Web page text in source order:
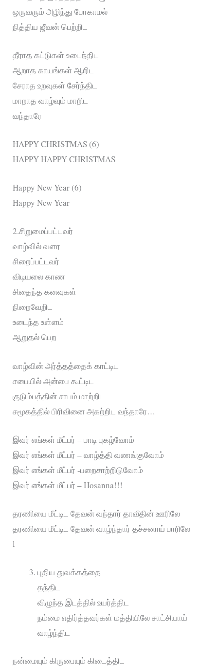
ஒருவரும் அழிந்து போகாமல்
நித்திய ஜீவன் பெற்றிட
தீராத கட்டுகள் உடைந்திட
ஆறாத காயங்கள் ஆறிட
சேராத உறவுகள் சேர்ந்திட
மாறாத வாழ்வும் மாறிட
வந்தாரே
HAPPY CHRISTMAS (6)
HAPPY HAPPY CHRISTMAS
Happy New Year (6)
Happy New Year
2.சிறுமைப்பட்டவர்
வாழ்வில் வளர
சிறைப்பட்டவர்
விடியலை காண
சிதைந்த கனவுகள்
நிறைவேறிட
உடைந்த உள்ளம்
ஆறுதல் பெற
வாழ்வின் அர்த்தத்தைக் காட்டிட
சபையில் அன்பை கூட்டிட
குடும்பத்தின் சாபம் மாற்றிட
சமூகத்தில் பிரிவினை அகற்றிட வந்தாரே…
இவர் எங்கள் மீட்பர் – பாடி புகழ்வோம்
இவர் எங்கள் மீட்பர் – வாழ்த்தி வணங்குவோம்
இவர் எங்கள் மீட்பர் -பறைசாற்றிடுவோம்
இவர் எங்கள் மீட்பர் – Hosanna!!!
தரணியை மீட்டிட தேவன் வந்தார் தாவீதின் ஊரிலே
தரணியை மீட்டிட தேவன் வாழ்ந்தார் தச்சனாய் பாரிலே
l
புதிய துவக்கத்தை
தந்திட
விழுந்த இடத்தில் உயர்த்திட
நம்மை எதிர்த்தவர்கள் மத்தியிலே சாட்சியாய்
வாழ்ந்திட
நன்மையும் கிருபையும் கிடைத்திட